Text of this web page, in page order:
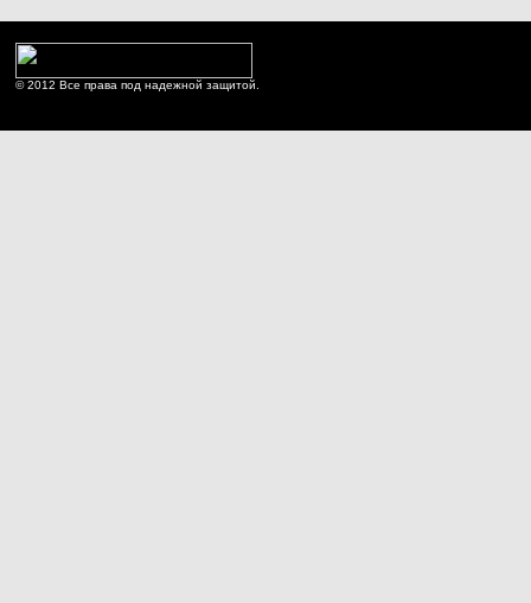
© 2012 Все права под надежной защитой.